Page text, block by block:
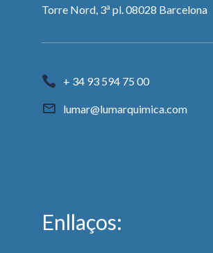
Torre Nord, 3a pl. 08028 Barcelona
+ 34 93 594 75 00
lumar@lumarquimica.com
Enllaços: